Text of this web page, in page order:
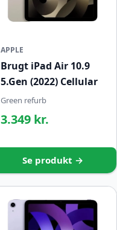
APPLE
Brugt iPad Air 10.9
5.Gen (2022) Cellular
Green refurb
3.349 kr.
Se produkt →